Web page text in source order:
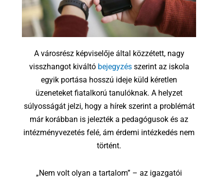
A városrész képviselője által közzétett, nagy
visszhangot kiváltó bejegyzésszerint az iskola
egyik portása hosszú ideje küld kéretlen
üzeneteket fiatalkorú tanulóknak. A helyzet
súlyosságát jelzi, hogy a hírek szerint a problémát
már korábban is jelezték a pedagógusok és az
intézményvezetés felé, ám érdemi intézkedés nem
történt.
„Nem volt olyan a tartalom” – az igazgatói